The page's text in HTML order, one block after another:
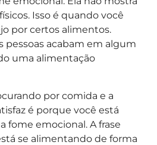
Isso é quando você
por certos alimentos.
pessoas acabam em algum
uma alimentação
por comida e a
é porque você está
fome emocional. A frase
se alimentando de forma